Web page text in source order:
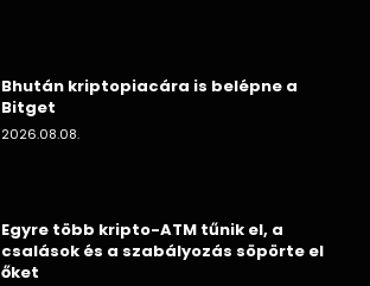
Bhután kriptopiacára is belépne a
Bitget
2026.08.08.
Egyre több kripto-ATM tűnik el, a
csalások és a szabályozás söpörte el
őket